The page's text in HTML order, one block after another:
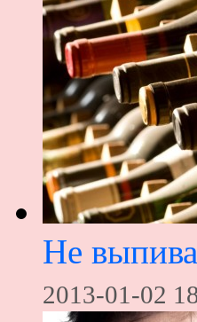
Не
2013-01-02